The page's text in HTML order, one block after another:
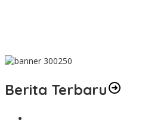
Berita Terbaru